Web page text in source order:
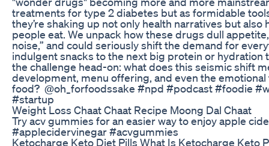
treatments for type 2 diabetes but as formidable
they’re shaking up not only health narratives but also
people eat. We unpack how these drugs dull
noise,” and could seriously shift the demand for
indulgent snacks to the next big protein or hydration
the challenge head-on: what does this seismic shift
development, menu offering, and even the emotional
food? @‌oh_forfoodssake #npd #podcast #foodie
#startup
Weight Loss Chaat Chaat Recipe Moong Dal Chaat
Try acv gummies for an easier way to enjoy apple
#applecidervinegar #acvgummies
Ketocharge Keto Diet Pills What Is Ketocharge Keto